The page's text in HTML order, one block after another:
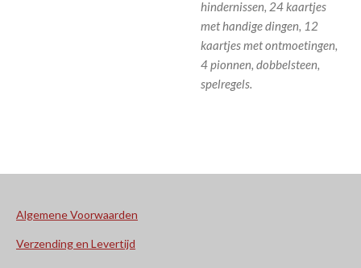
hindernissen, 24 kaartjes
met handige dingen, 12
kaartjes met ontmoetingen,
4 pionnen, dobbelsteen,
spelregels.
Algemene Voorwaarden
Verzending en Levertijd